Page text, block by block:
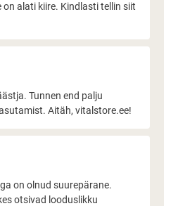
on alati kiire. Kindlasti tellin siit
Tunnen end palju
Aitäh, vitalstore.ee!
on olnud suurepärane.
otsivad looduslikku